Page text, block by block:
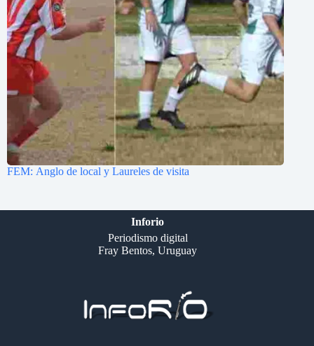
FEM: Anglo de local y Laureles de visita
Inforio
Periodismo digital
Fray Bentos, Uruguay